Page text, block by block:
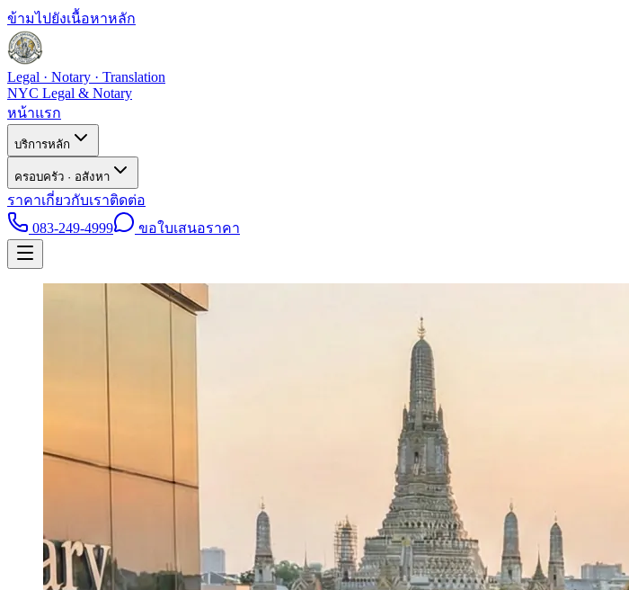
ข้ามไปยังเนื้อหาหลัก
Legal · Notary · Translation
NYC Legal & Notary
หน้าแรก
บริการหลัก
ครอบครัว · อสังหา
ราคาเกี่ยวกับเราติดต่อ
083-249-4999
ขอใบเสนอราคา